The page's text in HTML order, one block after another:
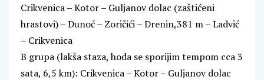
Crikvenica – Kotor – Guljanov dolac (zaštićeni
hrastovi) – Dunoć – Zoričići – Drenin,381 m – Ladvić
– Crikvenica
B grupa (lakša staza, hoda se sporijim tempom cca 3
sata, 6,5 km): Crikvenica – Kotor – Guljanov dolac